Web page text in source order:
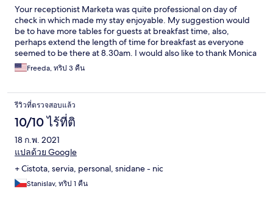
Your receptionist Marketa was quite professional on day of
check in which made my stay enjoyable. My suggestion would
be to have more tables for guests at breakfast time, also,
perhaps extend the length of time for breakfast as everyone
seemed to be there at 8.30am. I would also like to thank Monica
for her kindness.
Freeda, ทริป 3 คืน
รีวิวที่ตรวจสอบแล้ว
10/10 ไร้ที่ติ
18 ก.พ. 2021
แปลด้วย Google
+ Cistota, servia, personal, snidane - nic
Stanislav, ทริป 1 คืน